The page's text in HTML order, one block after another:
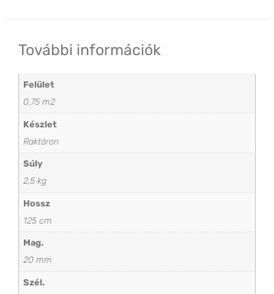
További információk
Felület
0,75 m2
Készlet
Raktáron
Súly
2,5 kg
Hossz
125 cm
Mag.
20 mm
Szél.